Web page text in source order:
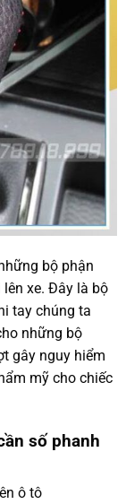
bộ phận
xe. Đây là bộ
tay chúng ta
những bộ
gây nguy hiểm
mỹ cho chiếc
số phanh
ô tô